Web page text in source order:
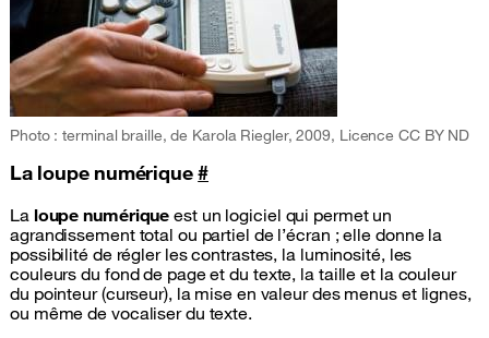
Photo : terminal braille, de Karola Riegler, 2009, Licence CC BY ND
La loupe numérique#
La loupe numérique est un logiciel qui permet un
agrandissement total ou partiel de l’écran ; elle donne la
possibilité de régler les contrastes, la luminosité, les
couleurs du fond de page et du texte, la taille et la couleur
du pointeur (curseur), la mise en valeur des menus et lignes,
ou même de vocaliser du texte.